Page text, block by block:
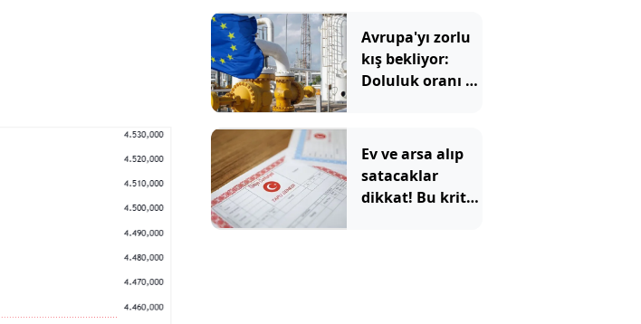
Avrupa'yı zorlu
kış bekliyor:
Doluluk oranı 15
Ev ve arsa alıp
satacaklar
dikkat! Bu kritik